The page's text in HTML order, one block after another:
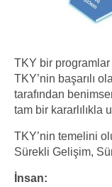
TKY bir
TKY’nin başarılı
tarafından
tam bir kararlılıkla
TKY’nin temelini
Sürekli Gelişim,
İnsan: